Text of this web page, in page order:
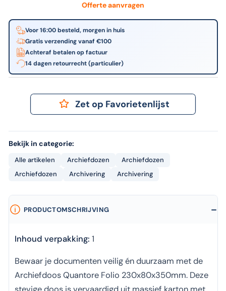
Offerte aanvragen
Voor 16:00 besteld, morgen in huis
Gratis verzending vanaf €100
Achteraf betalen op factuur
14 dagen retourrecht (particulier)
Zet op Favorietenlijst
Bekijk in categorie:
Alle artikelen Archiefdozen
Archiefdozen
Archiefdozen
Archivering Archivering
PRODUCTOMSCHRIJVING
Inhoud verpakking: 1
Bewaar je documenten veilig én duurzaam met de
Archiefdoos Quantore Folio 230x80x350mm. Deze